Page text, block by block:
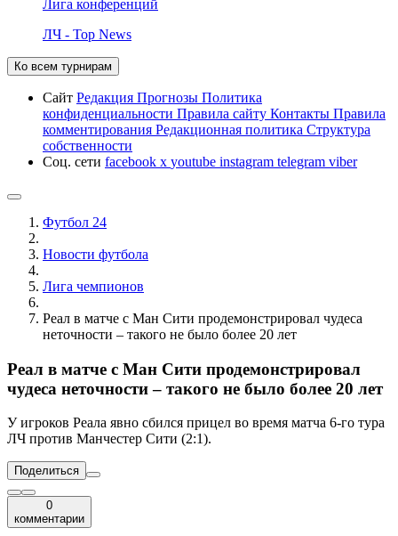
Лига конференций
ЛЧ - Top News
Ко всем турнирам
Сайт Редакция Прогнозы Политика
конфиденциальности Правила сайту Контакты Правила
комментирования Редакционная политика Структура
собственности
Соц. сети facebook x youtube instagram telegram viber
Футбол 24
Новости футбола
Лига чемпионов
Реал в матче с Ман Сити продемонстрировал чудеса
неточности – такого не было более 20 лет
Реал в матче с Ман Сити продемонстрировал
чудеса неточности – такого не было более 20 лет
У игроков Реала явно сбился прицел во время матча 6-го тура
ЛЧ против Манчестер Сити (2:1).
Поделиться
0
комментарии